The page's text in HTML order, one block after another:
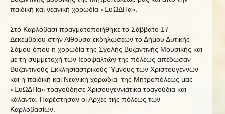
παιδική και νεανική χορωδία «ΕυΩΔΗα».
Στό Καρλόβασι πραγματοποιήθηκε το Σάββατο 17
Δεκεμβρίου στην Αίθουσα εκδηλώσεων το Δήμου Δυτικής
Σάμου όπου η χορωδία της Σχολής Βυζαντινής Μουσικής και
με τη συμμετοχή των Ιεροψαλτών της πόλεως απέδωσαν
Βυζαντινούς Εκκλησιαστρικούς Ύμνους των Χριστουγέννων
και η παιδική και Νεανική χορωδία της Μητροπόλεώς μας
«ΕυΩΔΗα» τραγούδησε Χρισουγεννιάτικα τραγούδια και
κάλαντα. Παρέστησαν οι Αρχές της πόλεως των
Καρλοβασίων.